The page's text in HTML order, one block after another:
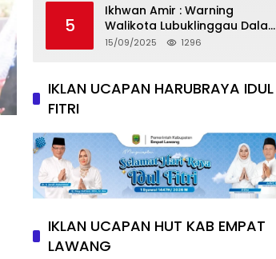
5
Ikhwan Amir : Warning
Walikota Lubuklinggau Dalam
Pengangkatan Staf Khusus
15/09/2025 1296
IKLAN UCAPAN HARUBRAYA IDUL
FITRI
IKLAN UCAPAN HUT KAB EMPAT
LAWANG